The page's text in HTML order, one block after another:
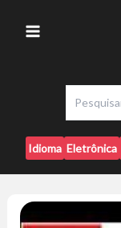
Menu
Idioma Eletrônica
Gabi